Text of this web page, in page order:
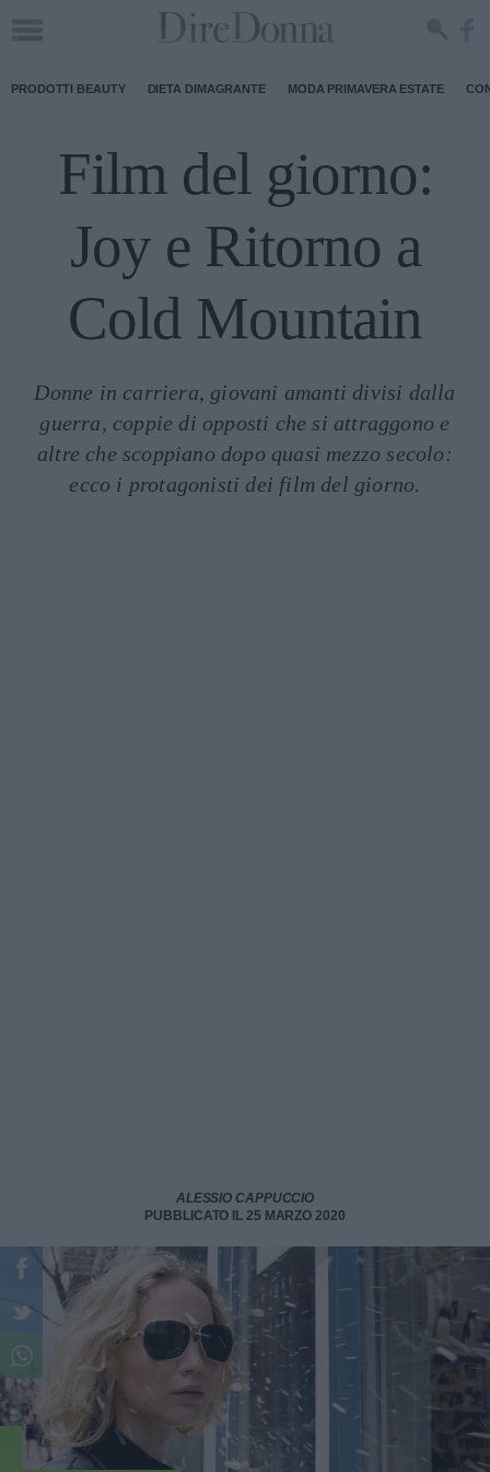
PRODOTTI BEAUTY DIETA DIMAGRANTE MODA PRIMAVERA ESTATE
Film del giorno:
Joy e Ritorno a
Cold Mountain
Donne in carriera, giovani amanti divisi dalla
guerra, coppie di opposti che si attraggono e
altre che scoppiano dopo quasi mezzo secolo:
ecco i protagonisti dei film del giorno.
ALESSIO CAPPUCCIO
PUBBLICATO IL 25 MARZO 2020